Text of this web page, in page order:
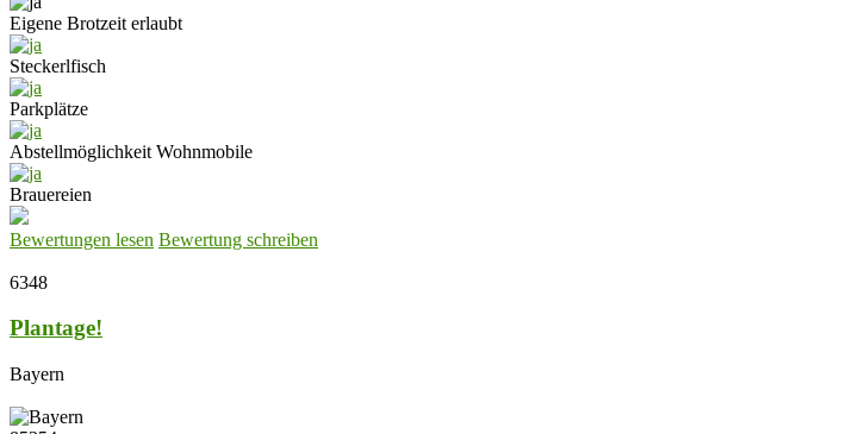
Eigene Brotzeit erlaubt
Steckerlfisch
Parkplätze
Abstellmöglichkeit Wohnmobile
Brauereien
Bewertungen lesen Bewertung schreiben
6348
Plantage!
Bayern